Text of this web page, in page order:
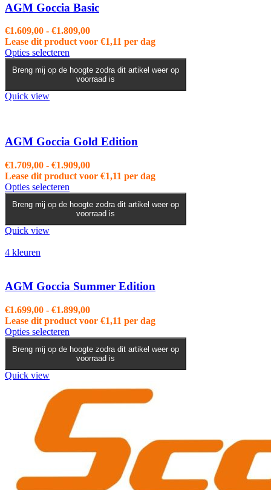
AGM Goccia Basic
€1.609,00 - €1.809,00Prijsklasse:
€1.609,00
€1.809,00
Lease dit product voor €1,11 per dag
Opties selecteren
product
heeft
meerdere
gekozen
worden
op
de
productpagina
Breng mij op de hoogte zodra dit artikel weer op
voorraad is
Quick view
AGM Goccia Gold Edition
€1.709,00 - €1.909,00Prijsklasse:
€1.709,00
€1.909,00
Lease dit product voor €1,11 per dag
Opties selecteren
product
heeft
meerdere
worden
de
productpagina
Breng mij op de hoogte zodra dit artikel weer op
voorraad is
Quick view
4 kleuren
AGM Goccia Summer Edition
€1.699,00 - €1.899,00Prijsklasse:
€1.699,00
€1.899,00
Lease dit product voor €1,11 per dag
Opties selecteren
product
heeft
meerdere
Deze
kan
gekozen
worden
op
de
productpagina
Breng mij op de hoogte zodra dit artikel weer op
voorraad is
Quick view